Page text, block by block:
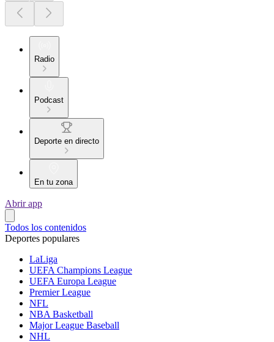
Radio
Podcast
Deporte en directo
En tu zona
Abrir app
Todos los contenidos
Deportes populares
LaLiga
UEFA Champions League
UEFA Europa League
Premier League
NFL
NBA Basketball
Major League Baseball
NHL